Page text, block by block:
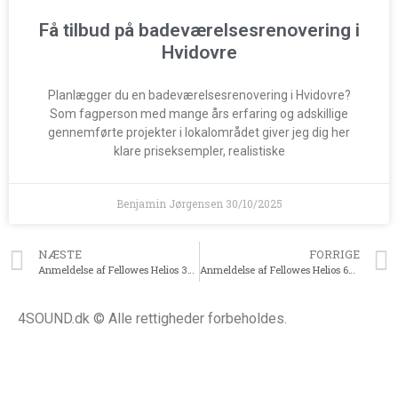
Få tilbud på badeværelsesrenovering i
Hvidovre
Planlægger du en badeværelsesrenovering i Hvidovre?
Som fagperson med mange års erfaring og adskillige
gennemførte projekter i lokalområdet giver jeg dig her
klare priseksempler, realistiske
Benjamin Jørgensen 30/10/2025
NÆSTE
Anmeldelse af Fellowes Helios 30 Thermal Binder
FORRIGE
Anmeldelse af Fellowes Helios 60 Thermal Binding Machine
4SOUND.dk © Alle rettigheder forbeholdes.